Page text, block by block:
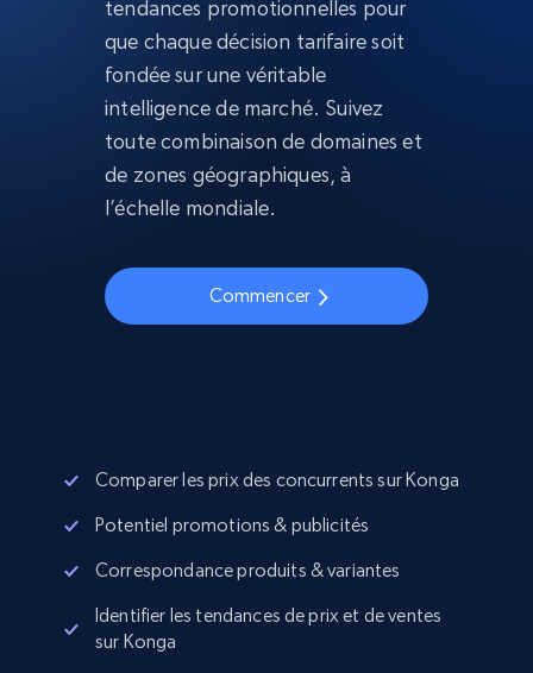
tendances promotionnelles pour
que chaque décision tarifaire soit
fondée sur une véritable
intelligence de marché. Suivez
toute combinaison de domaines et
de zones géographiques, à
l’échelle mondiale.
Commencer
Comparer les prix des concurrents sur Konga
Potentiel promotions & publicités
Correspondance produits & variantes
Identifier les tendances de prix et de ventes
sur Konga